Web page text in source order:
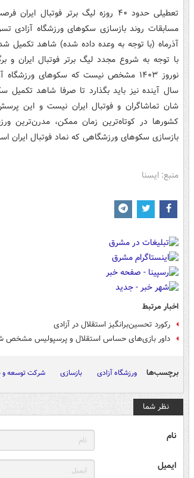
تعطیلی حدود ۴۰ روزه لیگ برتر
مسابقات روند بازسازی سکوهای ورزشگاه آزادی
آذرماه (با توجه به وعده داده شده) شاهد تکمیل
با توجه به شروع مجدد لیگ برتر فوتبال ایران و
نوروز ۱۴۰۳ مشخص نیست که سکوهای
سال آینده نیز باید بگذارد تا صرفا شاهد تکمیل
شان تماشاگران و فوتبال ایران نیست و این
کشورها در کوتاه‌ترین زمان ممکن، مدرن‌ترین
بازسازی سکوهای ورزشگاهی که نماد فوتبال ایران
منبع: ایسنا
اخبار مرتبط
رکورد تحسین‌برانگیز استقلال در آزادی
داور بازی‌های حساس استقلال و پرسپولیس مشخص
برچسب‌ها ورزشگاه آزادی بازسازی شرکت توسعه و
نظر شما
نام
ایمیل